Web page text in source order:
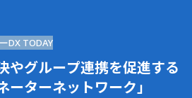
DX TODAY
やグループ連携を促進する
ーターネットワーク」